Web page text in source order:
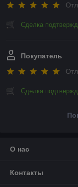
Сделка
Покупатель
Сделка
О нас
Контакты